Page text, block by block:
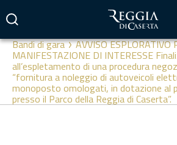
contenuto
Bandi di gara
AVVISO ESPLORATIVO
MANIFESTAZIONE DI INTERESSE
all’espletamento di una procedura
“fornitura a noleggio di autoveicoli
monoposto omologati, in dotazione al
presso il Parco della Reggia di Caserta”.